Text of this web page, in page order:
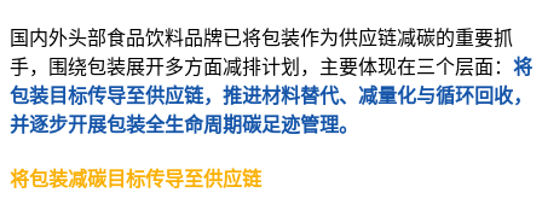
国内外头部食品饮料品牌已将包装作为供应链减碳的重要抓
手，围绕包装展开多方面减排计划，主要体现在三个层面： 将
包装目标传导至供应链，推进材料替代、减量化与循环回收，
并逐步开展包装全生命周期碳足迹管理。
将包装减碳目标传导至供应链